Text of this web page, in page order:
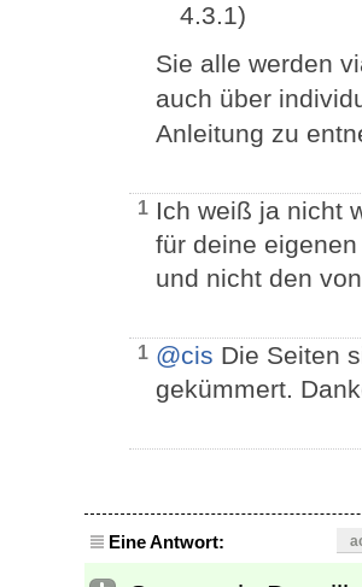
4.3.1)
Sie alle werden
auch über
Anleitung zu
1 Ich weiß ja nicht
für deine
und nicht den
1 @cis Die Seiten
gekümmert.
Eine Antwort: